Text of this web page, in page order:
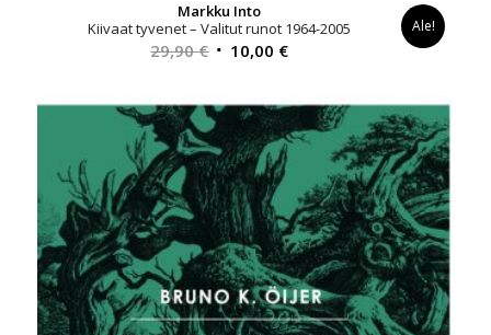
Markku Into
Kiivaat tyvenet – Valitut runot 1964-2005
29,90€ Alkuperäinen
oli:
29,90 €.
10,00 €Nykyinen
on:
10,00 €.
Ale!